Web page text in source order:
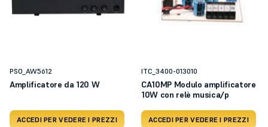
PSO_AW5612
Amplificatore da 120 W
ACCEDI PER VEDERE I PREZZI
ITC_3400-013010
CA10MP Modulo amplificatore
10W con relè musica/p
ACCEDI PER VEDERE I PREZZI